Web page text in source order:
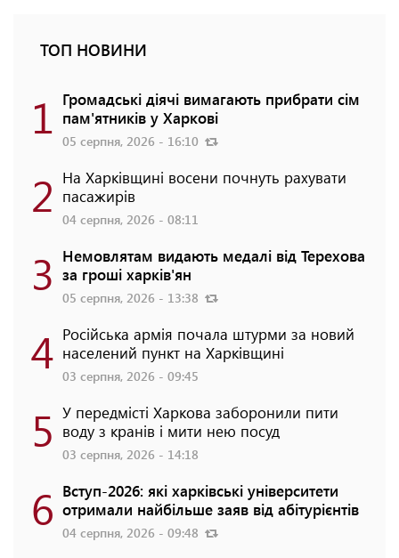
ТОП НОВИНИ
1 Громадські діячі вимагають прибрати сім
пам'ятників у Харкові
05 серпня, 2026 - 16:10
2 На Харківщині восени почнуть рахувати
пасажирів
04 серпня, 2026 - 08:11
3 Немовлятам видають медалі від Терехова
за гроші харків'ян
05 серпня, 2026 - 13:38
4 Російська армія почала штурми за новий
населений пункт на Харківщині
03 серпня, 2026 - 09:45
5 У передмісті Харкова заборонили пити
воду з кранів і мити нею посуд
03 серпня, 2026 - 14:18
6 Вступ-2026: які харківські університети
отримали найбільше заяв від абітурієнтів
04 серпня, 2026 - 09:48